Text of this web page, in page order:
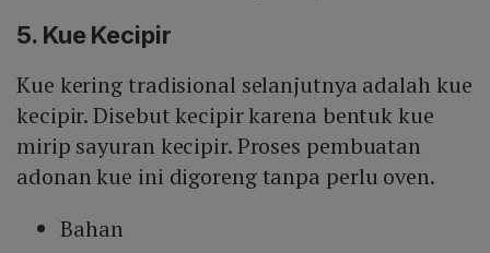
5. Kue Kecipir
Kue kering tradisional selanjutnya adalah kue
kecipir. Disebut kecipir karena bentuk kue
mirip sayuran kecipir. Proses pembuatan
adonan kue ini digoreng tanpa perlu oven.
Bahan